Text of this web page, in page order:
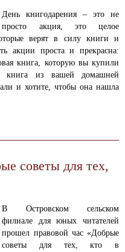
День книгодарения – это не
просто акция, это целое
верят в силу книги и
акции проста и прекрасна:
книга, которую вы купили
книга из вашей домашней
и хотите, чтобы она нашла
советы для тех,
В Островском сельском
филиале для юных читателей
прошел правовой час «Добрые
советы для тех, кто в